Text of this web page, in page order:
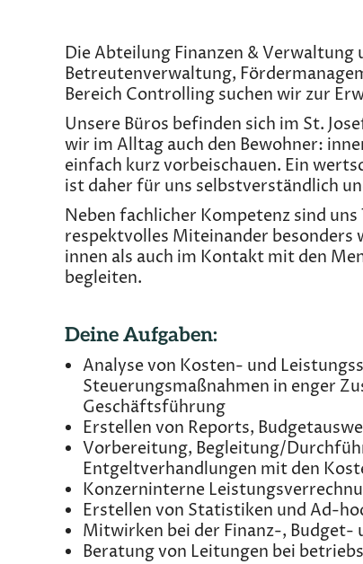
Die Abteilung Finanzen &
Betreutenverwaltung,
Bereich Controlling suchen wir zur
Unsere Büros befinden sich im St.
wir im Alltag auch den Bewohner:
einfach kurz vorbeischauen. Ein
ist daher für uns selbstverständlich
Neben fachlicher Kompetenz sind
respektvolles Miteinander
innen als auch im Kontakt mit den
begleiten.
Deine Aufgaben:
Analyse von Kosten- und
Steuerungsmaßnahmen in enger
Geschäftsführung
Erstellen von Reports,
Vorbereitung, Begleitung/
Entgeltverhandlungen mit den
Konzerninterne
Erstellen von Statistiken und Ad-
Mitwirken bei der Finanz-, Budget-
Beratung von Leitungen bei